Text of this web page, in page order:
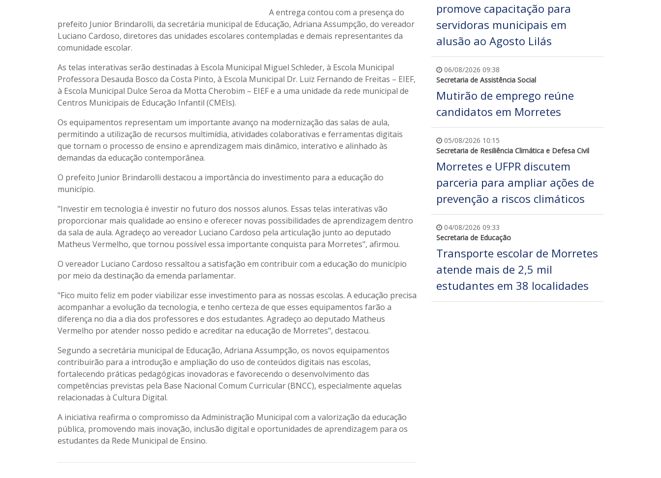
A entrega contou com a presença do
prefeito Junior Brindarolli, da secretária municipal de Educação, Adriana Assumpção, do vereador
Luciano Cardoso, diretores das unidades escolares contempladas e demais representantes da
comunidade escolar.
As telas interativas serão destinadas à Escola Municipal Miguel Schleder, à Escola Municipal
Professora Desauda Bosco da Costa Pinto, à Escola Municipal Dr. Luiz Fernando de Freitas – EIEF,
à Escola Municipal Dulce Seroa da Motta Cherobim – EIEF e a uma unidade da rede municipal de
Centros Municipais de Educação Infantil (CMEIs).
Os equipamentos representam um importante avanço na modernização das salas de aula,
permitindo a utilização de recursos multimídia, atividades colaborativas e ferramentas digitais
que tornam o processo de ensino e aprendizagem mais dinâmico, interativo e alinhado às
demandas da educação contemporânea.
O prefeito Junior Brindarolli destacou a importância do investimento para a educação do
município.
"Investir em tecnologia é investir no futuro dos nossos alunos. Essas telas interativas vão
proporcionar mais qualidade ao ensino e oferecer novas possibilidades de aprendizagem dentro
da sala de aula. Agradeço ao vereador Luciano Cardoso pela articulação junto ao deputado
Matheus Vermelho, que tornou possível essa importante conquista para Morretes", afirmou.
O vereador Luciano Cardoso ressaltou a satisfação em contribuir com a educação do município
por meio da destinação da emenda parlamentar.
"Fico muito feliz em poder viabilizar esse investimento para as nossas escolas. A educação precisa
acompanhar a evolução da tecnologia, e tenho certeza de que esses equipamentos farão a
diferença no dia a dia dos professores e dos estudantes. Agradeço ao deputado Matheus
Vermelho por atender nosso pedido e acreditar na educação de Morretes", destacou.
Segundo a secretária municipal de Educação, Adriana Assumpção, os novos equipamentos
contribuirão para a introdução e ampliação do uso de conteúdos digitais nas escolas,
fortalecendo práticas pedagógicas inovadoras e favorecendo o desenvolvimento das
competências previstas pela Base Nacional Comum Curricular (BNCC), especialmente aquelas
relacionadas à Cultura Digital.
A iniciativa reafirma o compromisso da Administração Municipal com a valorização da educação
pública, promovendo mais inovação, inclusão digital e oportunidades de aprendizagem para os
estudantes da Rede Municipal de Ensino.
promove capacitação para
servidoras municipais em
alusão ao Agosto Lilás
06/08/2026 09:38
Secretaria de Assistência Social
Mutirão de emprego reúne
candidatos em Morretes
05/08/2026 10:15
Secretaria de Resiliência Climática e Defesa Civil
Morretes e UFPR discutem
parceria para ampliar ações de
prevenção a riscos climáticos
04/08/2026 09:33
Secretaria de Educação
Transporte escolar de Morretes
atende mais de 2,5 mil
estudantes em 38 localidades